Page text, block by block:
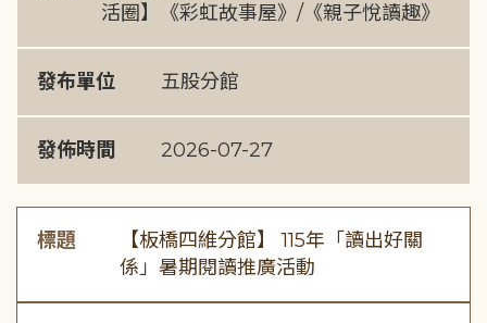
活圈】《彩虹故事屋》/《親子悅讀趣》
發布單位 五股分館
發佈時間 2026-07-27
標題
【板橋四維分館】 115年「讀出好關
係」暑期閱讀推廣活動